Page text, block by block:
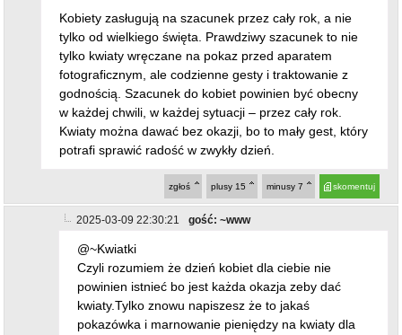
Kobiety zasługują na szacunek przez cały rok, a nie
tylko od wielkiego święta. Prawdziwy szacunek to nie
tylko kwiaty wręczane na pokaz przed aparatem
fotograficznym, ale codzienne gesty i traktowanie z
godnością. Szacunek do kobiet powinien być obecny
w każdej chwili, w każdej sytuacji – przez cały rok.
Kwiaty można dawać bez okazji, bo to mały gest, który
potrafi sprawić radość w zwykły dzień.
skomentuj
minusy 7
plusy 15
zgłoś
2025-03-09 22:30:21 gość: ~www
@~Kwiatki
Czyli rozumiem że dzień kobiet dla ciebie nie
powinien istnieć bo jest każda okazja zeby dać
kwiaty.Tylko znowu napiszesz że to jakaś
pokazówka i marnowanie pieniędzy na kwiaty dla